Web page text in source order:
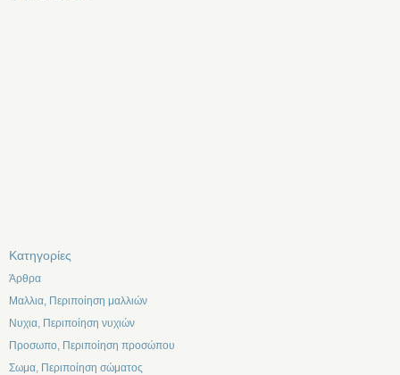
Kατηγορίες
Άρθρα
Μαλλια, Περιποίηση μαλλιών
Νυχια, Περιποίηση νυχιών
Προσωπο, Περιποίηση προσώπου
Σωμα, Περιποίηση σώματος